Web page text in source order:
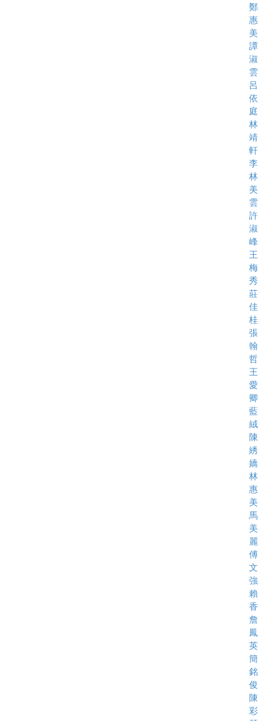
鄭
惠
美
譚
淑
雲
呂
依
庭
林
靖
軒
李
林
美
雲
許
淑
峰
王
梅
秀
莊
佳
桂
張
翰
哲
王
愛
卿
藍
絨
陳
綉
嬌
林
惠
美
馬
美
麗
傅
文
強
賴
香
詹
鳳
英
簡
銘
俊
陳
彩